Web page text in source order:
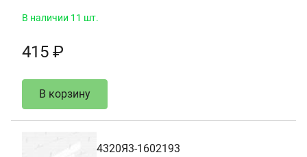
В наличии 11 шт.
415 ₽
В корзину
4320Я3-1602193